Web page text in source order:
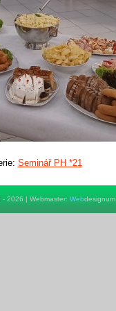
Seminář PH *21
2026 | Webmaster: Webdesignum